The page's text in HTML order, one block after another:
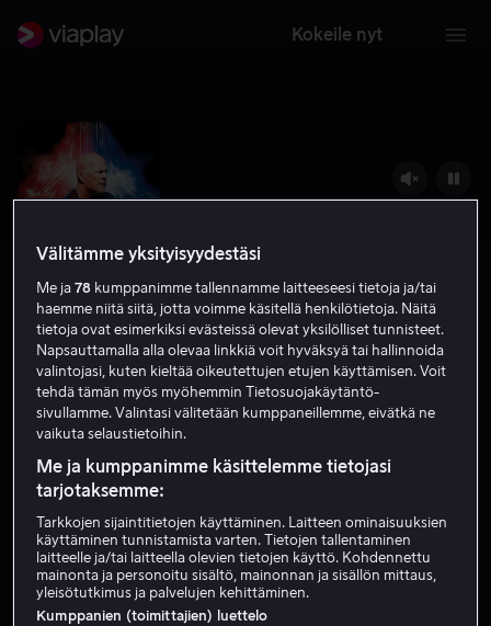
Kokeile nyt
Detective Knight: Independence
3.4 Jännitys Toiminta
Tilaa nyt
Katso traileri
Välitämme yksityisyydestäsi
Me ja78 kumppanimme tallennamme laitteeseesi tietoja ja/tai
haemme niitä siitä, jotta voimme käsitellä henkilötietoja. Näitä
tietoja ovat esimerkiksi evästeissä olevat yksilölliset tunnisteet.
Napsauttamalla alla olevaa linkkiä voit hyväksyä tai hallinnoida
valintojasi, kuten kieltää oikeutettujen etujen käyttämisen. Voit
tehdä tämän myös myöhemmin Tietosuojakäytäntö-
sivullamme. Valintasi välitetään kumppaneillemme, eivätkä ne
vaikuta selaustietoihin.
Me ja kumppanimme käsittelemme tietojasi
tarjotaksemme:
Tarkkojen sijaintitietojen käyttäminen. Laitteen ominaisuuksien
käyttäminen tunnistamista varten. Tietojen tallentaminen
laitteelle ja/tai laitteella olevien tietojen käyttö. Kohdennettu
mainonta ja personoitu sisältö, mainonnan ja sisällön mittaus,
yleisötutkimus ja palvelujen kehittäminen.
Kumppanien (toimittajien) luettelo